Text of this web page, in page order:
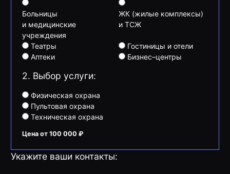
Больницы
и медицинские
учреждения
ЖК (жилые комплексы)
и ТСЖ
Театры
Гостиницы и отели
Аптеки
Бизнес–центры
2. Выбор услуги:
Физическая охрана
Пультовая охрана
Техническая охрана
Цена от 100 000 ₽
Укажите ваши контакты: